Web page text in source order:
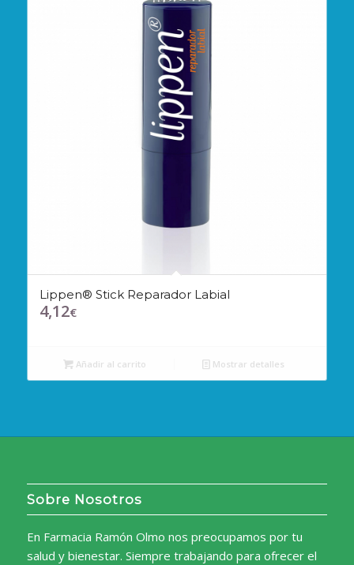
Lippen® Stick Reparador Labial
4,12€
Añadir al carrito Mostrar detalles
Sobre Nosotros
En Farmacia Ramón Olmo nos preocupamos por tu
salud y bienestar. Siempre trabajando para ofrecer el